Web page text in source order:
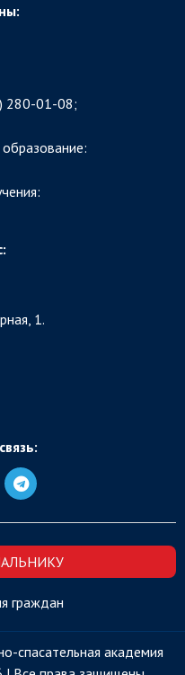
280-01-08;
1.
граждан
спасательная академия